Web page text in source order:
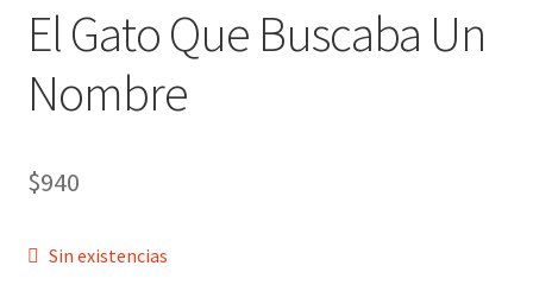
nosotros
novedades
preguntas
El Gato Que Buscaba Un
Nombre
$940
Sin existencias